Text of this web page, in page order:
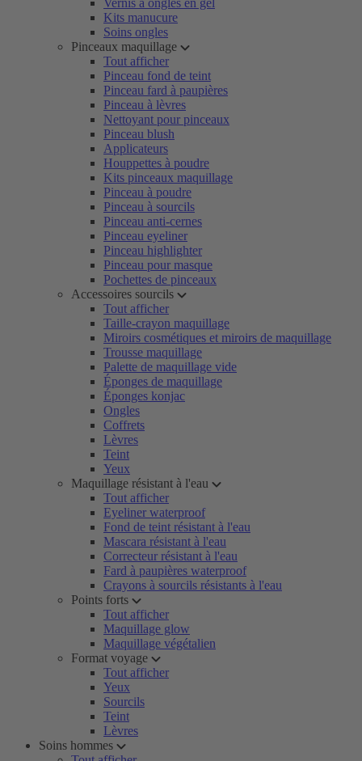
Vernis à ongles en gel
Kits manucure
Soins ongles
Pinceaux maquillage
Tout afficher
Pinceau fond de teint
Pinceau fard à paupières
Pinceau à lèvres
Nettoyant pour pinceaux
Pinceau blush
Applicateurs
Houppettes à poudre
Kits pinceaux maquillage
Pinceau à poudre
Pinceau à sourcils
Pinceau anti-cernes
Pinceau eyeliner
Pinceau highlighter
Pinceau pour masque
Pochettes de pinceaux
Accessoires sourcils
Tout afficher
Taille-crayon maquillage
Miroirs cosmétiques et miroirs de maquillage
Trousse maquillage
Palette de maquillage vide
Éponges de maquillage
Éponges konjac
Ongles
Coffrets
Lèvres
Teint
Yeux
Maquillage résistant à l'eau
Tout afficher
Eyeliner waterproof
Fond de teint résistant à l'eau
Mascara résistant à l'eau
Correcteur résistant à l'eau
Fard à paupières waterproof
Crayons à sourcils résistants à l'eau
Points forts
Tout afficher
Maquillage glow
Maquillage végétalien
Format voyage
Tout afficher
Yeux
Sourcils
Teint
Lèvres
Soins hommes